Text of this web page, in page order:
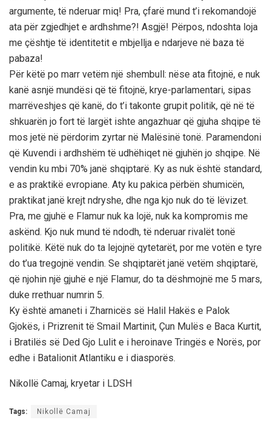
argumente, të nderuar miq! Pra, çfarë mund t’i rekomandojë
ata për zgjedhjet e ardhshme?! Asgjë! Përpos, ndoshta loja
me çështje të identitetit e mbjellja e ndarjeve në baza të
pabaza!
Për këtë po marr vetëm një shembull: nëse ata fitojnë, e nuk
kanë asnjë mundësi që të fitojnë, krye-parlamentari, sipas
marrëveshjes që kanë, do t’i takonte grupit politik, që në të
shkuarën jo fort të largët ishte angazhuar që gjuha shqipe të
mos jetë në përdorim zyrtar në Malësinë tonë. Paramendoni
që Kuvendi i ardhshëm të udhëhiqet në gjuhën jo shqipe. Në
vendin ku mbi 70% janë shqiptarë. Ky as nuk është standard,
e as praktikë evropiane. Aty ku pakica përbën shumicën,
praktikat janë krejt ndryshe, dhe nga kjo nuk do të lëvizet.
Pra, me gjuhë e Flamur nuk ka lojë, nuk ka kompromis me
askënd. Kjo nuk mund të ndodh, të nderuar rivalët tonë
politikë. Këtë nuk do ta lejojnë qytetarët, por me votën e tyre
do t’ua tregojnë vendin. Se shqiptarët janë vetëm shqiptarë,
që njohin një gjuhë e një Flamur, do ta dëshmojnë me 5 mars,
duke rrethuar numrin 5.
Ky është amaneti i Zharnicës së Halil Hakës e Palok
Gjokës, i Prizrenit të Smail Martinit, Çun Mulës e Baca Kurtit,
i Bratilës së Ded Gjo Lulit e i heroinave Tringës e Norës, por
edhe i Batalionit Atlantiku e i diasporës.
Nikollë Camaj, kryetar i LDSH
Tags: Nikollë Camaj